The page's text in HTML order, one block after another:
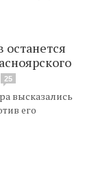
останется
25
высказались
его